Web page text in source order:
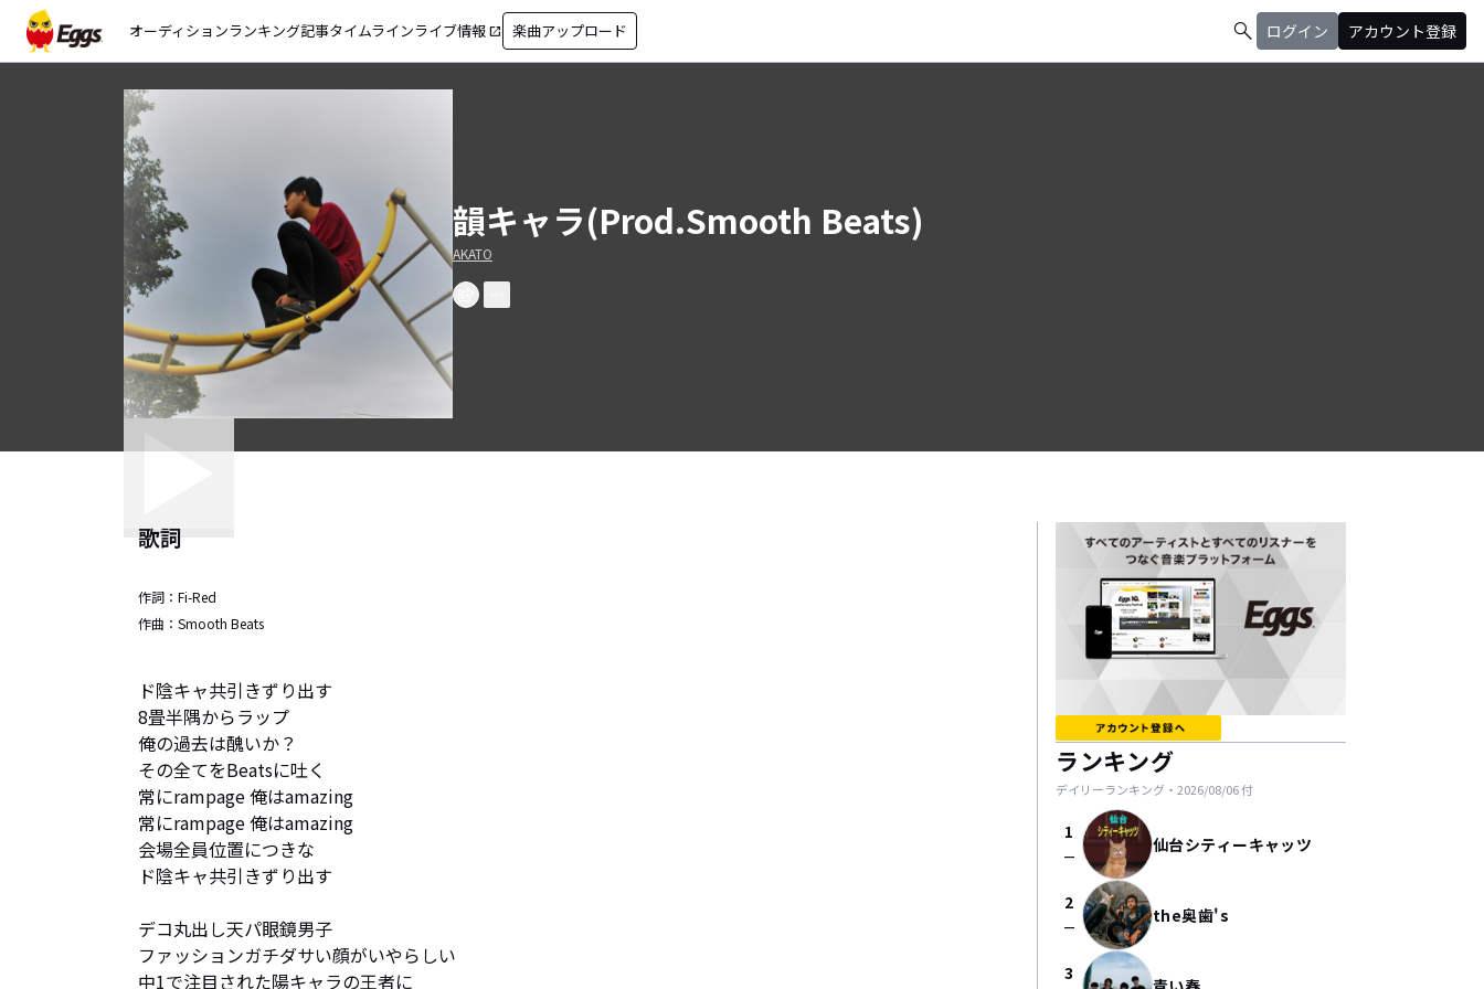
オーディションランキング記事タイムラインライブ情報 open_in_new 楽曲アップロード search ログイン アカウント登録
韻キャラ(Prod.Smooth Beats)
AKATO
歌詞
作詞： Fi-Red
作曲： Smooth Beats
ド陰キャ共引きずり出す
8畳半隅からラップ
俺の過去は醜いか？
その全てをBeatsに吐く
常にrampage 俺はamazing
常にrampage 俺はamazing
会場全員位置につきな
ド陰キャ共引きずり出す
デコ丸出し天パ眼鏡男子
ファッションガチダサい顔がいやらしい
中1で注目された陽キャラの王者に
ランキング
デイリーランキング・ 2026/08/06付
1
check_indeterminate_small 仙台シティーキャッツ
2
check_indeterminate_small the奥歯's
3